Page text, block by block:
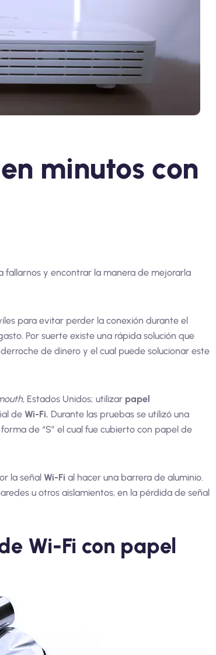
minutos con
fallarnos y encontrar la manera de mejorarla
para evitar perder la conexión durante el
Por suerte existe una rápida solución que
de dinero y el cual puede solucionar este
, Estados Unidos; utilizar papel
de Wi-Fi. Durante las pruebas se utilizó una
de “S” el cual fue cubierto con papel de
la señal Wi-Fi al hacer una barrera de aluminio.
u otros aislamientos, en la pérdida de señal
Wi-Fi con papel